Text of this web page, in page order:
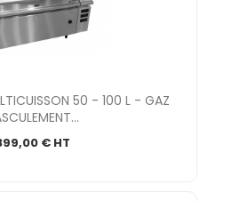
50 - 100 L - GAZ
€ HT